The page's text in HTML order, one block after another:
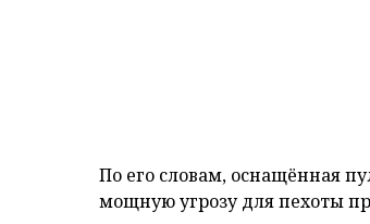
По его словам, оснащённая
мощную угрозу для пехоты